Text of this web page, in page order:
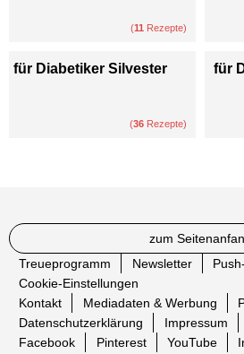
(11 Rezepte)
für Diabetiker Silvester
(36 Rezepte)
für
zum
Treueprogramm
Newsletter
Cookie-Einstellungen
Kontakt
Mediadaten & Werbung
Datenschutzerklärung
Impressum
Facebook
Pinterest YouTube